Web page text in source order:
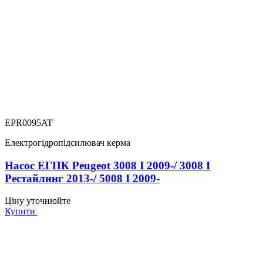
EPR0095AT
Електрогідропідсилювач керма
Насос ЕГПК Peugeot 3008 I 2009-/ 3008 I
Рестайлинг 2013-/ 5008 I 2009-
Ціну уточнюйте
Купити